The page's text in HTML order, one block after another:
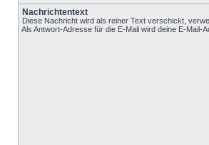
Nachrichtentext
Diese Nachricht wird als reiner Text verschickt,
Als Antwort-Adresse für die E-Mail wird deine E-Mail-